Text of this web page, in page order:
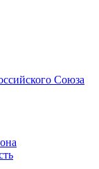
Союза